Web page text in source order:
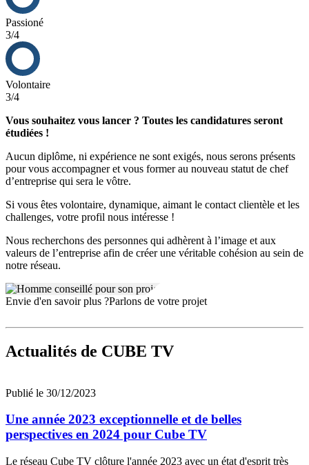
Passioné
3/4
Volontaire
3/4
Vous souhaitez vous lancer ? Toutes les candidatures seront
étudiées !
Aucun diplôme, ni expérience ne sont exigés, nous serons présents
pour vous accompagner et vous former au nouveau statut de chef
d’entreprise qui sera le vôtre.
Si vous êtes volontaire, dynamique, aimant le contact clientèle et les
challenges, votre profil nous intéresse !
Nous recherchons des personnes qui adhèrent à l’image et aux
valeurs de l’entreprise afin de créer une véritable cohésion au sein de
notre réseau.
Envie d'en savoir plus ?Parlons de votre projet
Actualités de CUBE TV
Publié le 30/12/2023
Une année 2023 exceptionnelle et de belles
perspectives en 2024 pour Cube TV
Le réseau Cube TV clôture l'année 2023 avec un état d'esprit très